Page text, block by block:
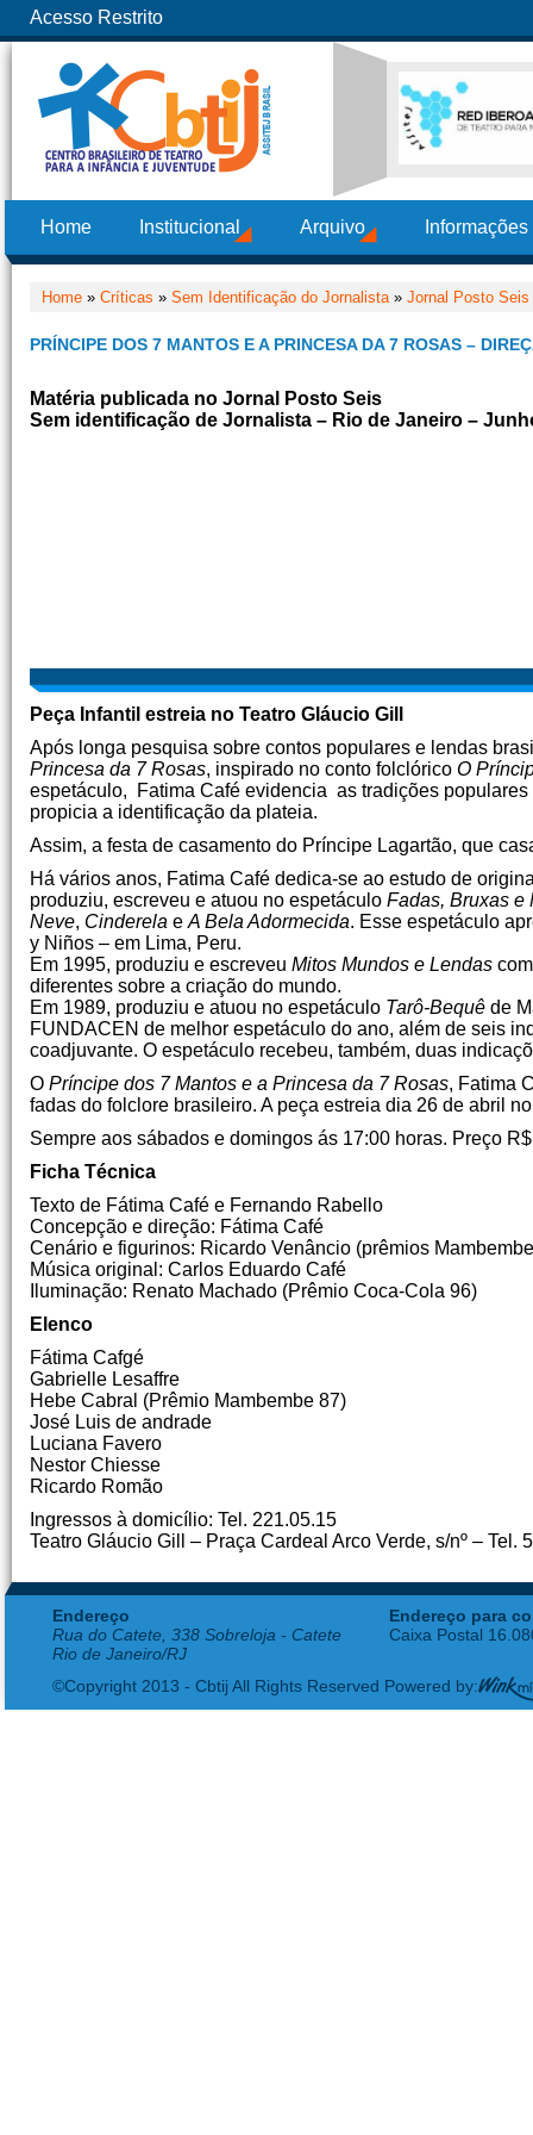
Acesso Restrito
Home Institucional Arquivo
Home » Críticas » Sem Identificação do Jornalista» Jornal Posto Seis
PRÍNCIPE DOS 7 MANTOS E A PRINCESA DA 7 ROSAS –
Matéria publicada no Jornal Posto Seis
Sem identificação de Jornalista – Rio de Janeiro –
Peça Infantil estreia no Teatro Gláucio Gill
Após longa pesquisa sobre contos populares e lendas
Princesa da 7 Rosas, inspirado no conto folclórico O
espetáculo, Fatima Café evidencia as tradições
propicia a identificação da plateia.
Assim, a festa de casamento do Príncipe Lagartão, que
Há vários anos, Fatima Café dedica-se ao estudo de
produziu, escreveu e atuou no espetáculo Fadas, Bruxas e
Neve, Cinderela e A Bela Adormecida. Esse espetáculo
y Niños – em Lima, Peru.
Em 1995, produziu e escreveu Mitos Mundos e Lendas
diferentes sobre a criação do mundo.
Em 1989, produziu e atuou no espetáculo Tarô-Bequê de
FUNDACEN de melhor espetáculo do ano, além de seis
coadjuvante. O espetáculo recebeu, também, duas
O Príncipe dos 7 Mantos e a Princesa da 7 Rosas, Fatima
fadas do folclore brasileiro. A peça estreia dia 26 de abril
Sempre aos sábados e domingos ás 17:00 horas. Preço
Ficha Técnica
Texto de Fátima Café e Fernando Rabello
Concepção e direção: Fátima Café
Cenário e figurinos: Ricardo Venâncio (prêmios
Música original: Carlos Eduardo Café
Iluminação: Renato Machado (Prêmio Coca-Cola 96)
Elenco
Fátima Cafgé
Gabrielle Lesaffre
Hebe Cabral (Prêmio Mambembe 87)
José Luis de andrade
Luciana Favero
Nestor Chiesse
Ricardo Romão
Ingressos à domicílio: Tel. 221.05.15
Teatro Gláucio Gill – Praça Cardeal Arco Verde, s/nº – Tel.
Endereço
Rua do Catete, 338 Sobreloja - Catete
Rio de Janeiro/RJ
Endereço para
Caixa Postal
©Copyright 2013 - Cbtij All Rights Reserved Powered by: